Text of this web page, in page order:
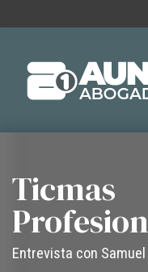
Ticmas
Entrevista con